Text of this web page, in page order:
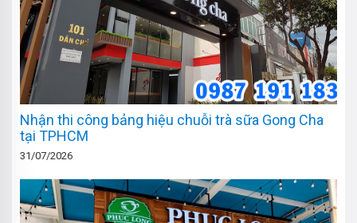
Nhận thi công bảng hiệu chuỗi trà sữa Gong Cha
tại TPHCM
31/07/2026